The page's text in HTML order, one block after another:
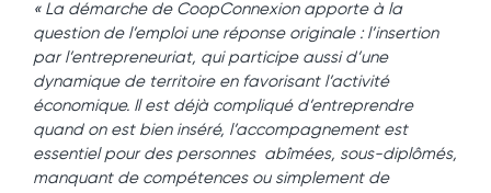
« La démarche de CoopConnexion apporte à la
question de l’emploi une réponse originale : l’insertion
par l’entrepreneuriat, qui participe aussi d’une
dynamique de territoire en favorisant l’activité
économique. Il est déjà compliqué d’entreprendre
quand on est bien inséré, l’accompagnement est
essentiel pour des personnes abîmées, sous-diplômés,
manquant de compétences ou simplement de